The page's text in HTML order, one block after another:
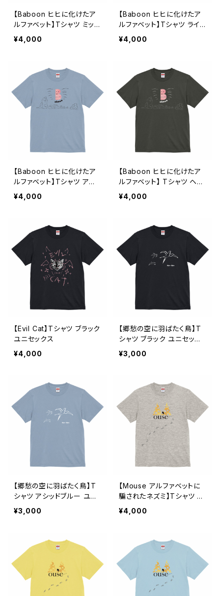
【Baboon ヒヒに化けたア
ルファベット】Tシャツ ミック
スグレー ユニセックス
¥4,000
【Baboon ヒヒに化けたア
ルファベット】Tシャツ ライト
ピンク ユニセックス
¥4,000
【Baboon ヒヒに化けたア
ルファベット】Tシャツ アシ
ッドブルー ユニセックス
¥4,000
【Baboon ヒヒに化けたア
ルファベット】 Tシャツ ヘイ
ジーブラック ユニセックス
¥4,000
【Evil Cat】Tシャツ ブラック
ユニセックス
¥4,000
【郷愁の空に羽ばたく鳥】T
シャツ ブラック ユニセック
ス
¥3,000
【郷愁の空に羽ばたく鳥】T
シャツ アシッドブルー ユニ
セックス
¥3,000
【Mouse アルファベットに
騙されたネズミ】Tシャツ オ
ートミール ユニセックス
¥4,000